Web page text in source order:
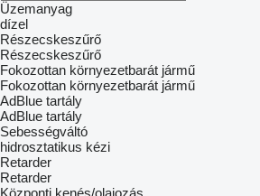
Üzemanyag
dízel
Részecskeszűrő
Részecskeszűrő
Fokozottan környezetbarát jármű
Fokozottan környezetbarát jármű
AdBlue tartály
AdBlue tartály
Sebességváltó
hidrosztatikus kézi
Retarder
Retarder
Központi kenés/olajozás